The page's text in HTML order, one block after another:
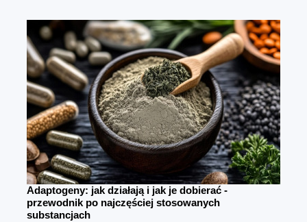
Adaptogeny: jak działają i jak je dobierać -
przewodnik po najczęściej stosowanych
substancjach